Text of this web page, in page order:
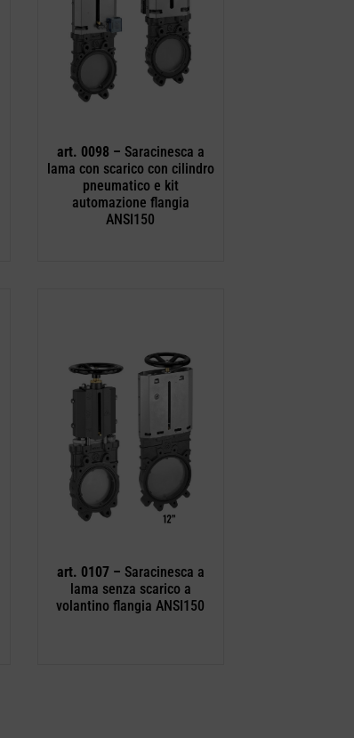
art. 0098 – Saracinesca a
lama con scarico con cilindro
pneumatico e kit
automazione flangia
ANSI150
art. 0107 – Saracinesca a
lama senza scarico a
volantino flangia ANSI150